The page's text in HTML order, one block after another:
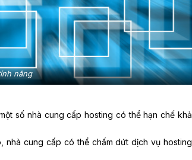
năng
số nhà cung cấp hosting có thể hạn chế khả
nhà cung cấp có thể chấm dứt dịch vụ hosting